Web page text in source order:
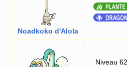
Noadkoko d'Alola
Niveau 62